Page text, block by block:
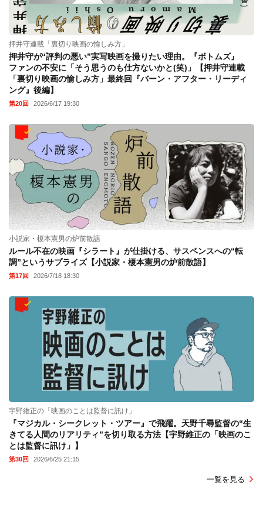
押井守連載「裏切り映画の愉しみ方」
押井守が“評判の悪い”実写映画を撮りたい理由。『ボトムズ』
ファンの不安に「そう思うのも仕方ないかと(笑)」【押井守連載
「裏切り映画の愉しみ方」最終回『バーン・アフター・リーディ
ング』後編】
第20回 2026/6/17 19:30
小説家・榎本憲男の炉前散語
ルール不在の映画『シラート』が仕掛ける、サスペンスへの“転
調”というサプライズ【小説家・榎本憲男の炉前散語】
第17回 2026/7/18 18:30
宇野維正の「映画のことは監督に訊け」
『マジカル・シークレット・ツアー』で飛躍。天野千尋監督の“生
きてる人間のリアリティ”を切り取る方法【宇野維正の「映画のこ
とは監督に訊け」】
第30回 2026/6/25 21:15
一覧を見る